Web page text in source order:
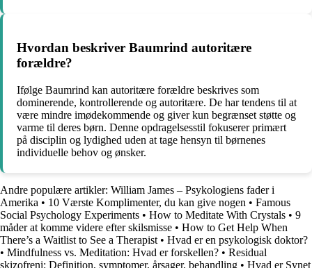
Hvordan beskriver Baumrind autoritære
forældre?
Ifølge Baumrind kan autoritære forældre beskrives som
dominerende, kontrollerende og autoritære. De har tendens til at
være mindre imødekommende og giver kun begrænset støtte og
varme til deres børn. Denne opdragelsesstil fokuserer primært
på disciplin og lydighed uden at tage hensyn til børnenes
individuelle behov og ønsker.
Andre populære artikler: William James – Psykologiens fader i
Amerika • 10 Værste Komplimenter, du kan give nogen • Famous
Social Psychology Experiments • How to Meditate With Crystals • 9
måder at komme videre efter skilsmisse • How to Get Help When
There’s a Waitlist to See a Therapist • Hvad er en psykologisk doktor?
• Mindfulness vs. Meditation: Hvad er forskellen? • Residual
skizofreni: Definition, symptomer, årsager, behandling • Hvad er Synet